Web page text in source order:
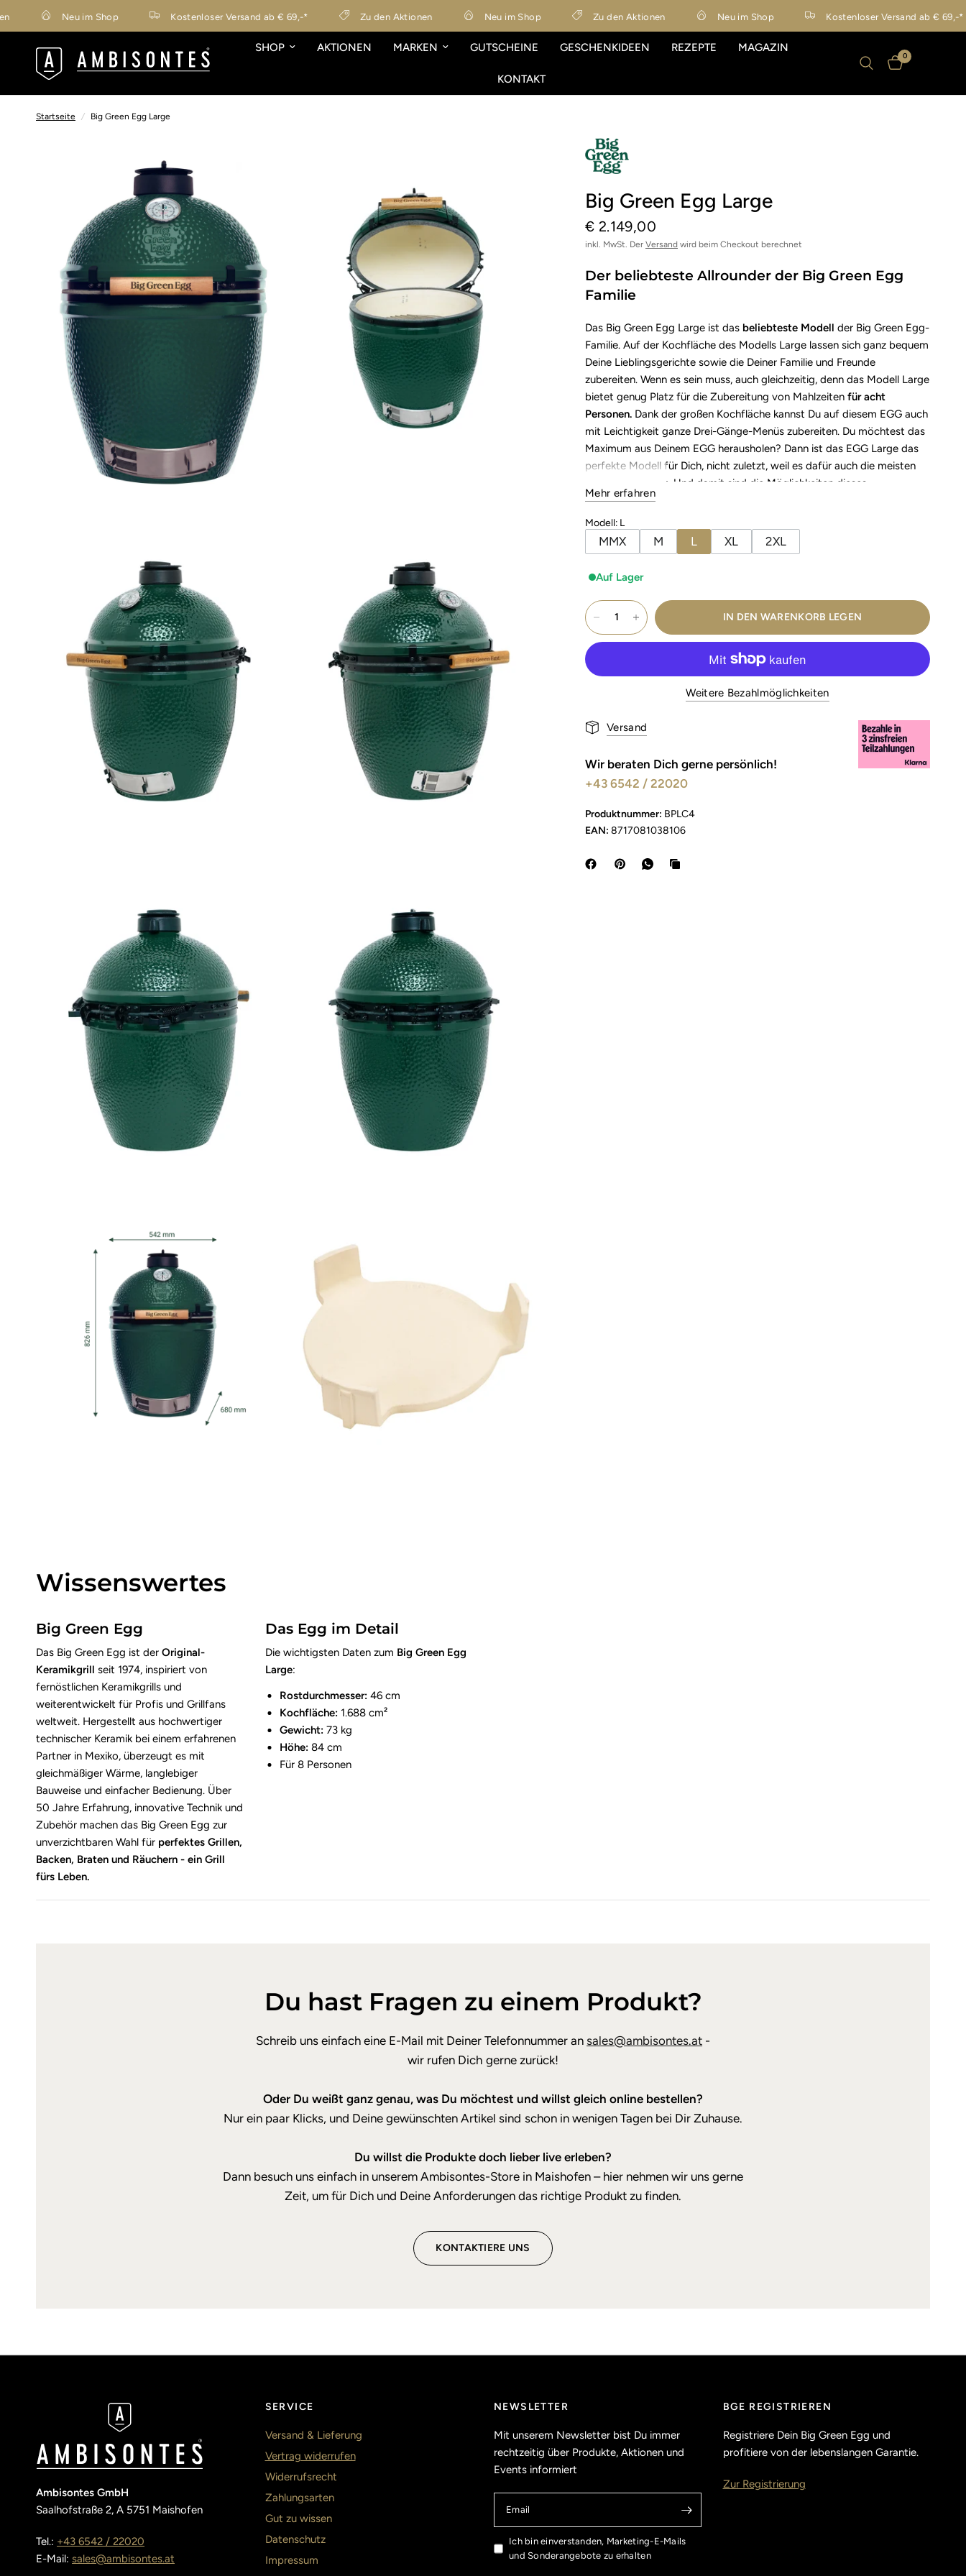
Neu im Shop Kostenloser Versand ab € 69,-* Zu den Aktionen Neu im Shop Zu den Aktionen Neu im Shop Kostenloser Versand ab € 69,-*
SHOP AKTIONEN MARKEN GUTSCHEINE GESCHENKIDEEN REZEPTE MAGAZIN
KONTAKT
0
Startseite / Big Green Egg Large
Big Green Egg Large
€ 2.149,00
inkl. MwSt. Der Versand wird beim Checkout berechnet
Der beliebteste Allrounder der Big Green Egg
Familie
Das Big Green Egg Large ist das beliebteste Modellder Big Green Egg-
Familie. Auf der Kochfläche des Modells Large lassen sich ganz bequem
Deine Lieblingsgerichte sowie die Deiner Familie und Freunde
zubereiten. Wenn es sein muss, auch gleichzeitig, denn das Modell Large
bietet genug Platz für die Zubereitung von Mahlzeiten für acht
Personen. Dank der großen Kochfläche kannst Du auf diesem EGG auch
mit Leichtigkeit ganze Drei-Gänge-Menüs zubereiten. Du möchtest das
Maximum aus Deinem EGG herausholen? Dann ist das EGG Large das
perfekte Modell für Dich, nicht zuletzt, weil es dafür auch die meisten
Zubehörteile gibt. Und damit sind die Möglichkeiten dieses
Alleskönners, wie der Name schon sagt:
Inkl. convEGGtor
Mehr erfahren
Modell: L
MMX M L XL 2XL
Auf Lager
IN DEN WARENKORB LEGEN
Weitere Bezahlmöglichkeiten
Versand
Wir beraten Dich gerne persönlich!
+43 6542 / 22020
Produktnummer: BPLC4
EAN: 8717081038106
Wissenswertes
Big Green Egg
Das Big Green Egg ist derOriginal-
Keramikgrillseit 1974, inspiriert von
fernöstlichen Keramikgrills und
weiterentwickelt für Profis und Grillfans
weltweit. Hergestellt aus hochwertiger
technischer Keramik bei einem erfahrenen
Partner in Mexiko, überzeugt es mit
gleichmäßiger Wärme, langlebiger
Bauweise und einfacher Bedienung. Über
50 Jahre Erfahrung, innovative Technik und
Zubehör machen das Big Green Egg zur
unverzichtbaren Wahl für perfektes Grillen,
Backen, Braten und Räuchern - ein Grill
fürs Leben.
Das Egg im Detail
Die wichtigsten Daten zum Big Green Egg
Large:
Rostdurchmesser: 46 cm
Kochfläche:1.688 cm²
Gewicht:73 kg
Höhe: 84 cm
Für 8 Personen
Du hast Fragen zu einem Produkt?
Schreib uns einfach eine E-Mail mit Deiner Telefonnummer an sales@ambisontes.at -
wir rufen Dich gerne zurück!
Oder Du weißt ganz genau, was Du möchtest und willst gleich online bestellen?
Nur ein paar Klicks, und Deine gewünschten Artikel sind schon in wenigen Tagen bei Dir Zuhause.
Du willst die Produkte doch lieber live erleben?
Dann besuch uns einfach in unserem Ambisontes-Store in Maishofen – hier nehmen wir uns gerne
Zeit, um für Dich und Deine Anforderungen das richtige Produkt zu finden.
KONTAKTIERE UNS
Ambisontes GmbH
Saalhofstraße 2, A 5751 Maishofen
Tel.: +43 6542 / 22020
E-Mail:sales@ambisontes.at
SERVICE
Versand & Lieferung
Vertrag widerrufen
Widerrufsrecht
Zahlungsarten
Gut zu wissen
Datenschutz
Impressum
NEWSLETTER
Mit unserem Newsletter bist Du immer
rechtzeitig über Produkte, Aktionen und
Events informiert
Email
Ich bin einverstanden, Marketing-E-Mails
und Sonderangebote zu erhalten
BGE REGISTRIEREN
Registriere Dein Big Green Egg und
profitiere von der lebenslangen Garantie.
Zur Registrierung